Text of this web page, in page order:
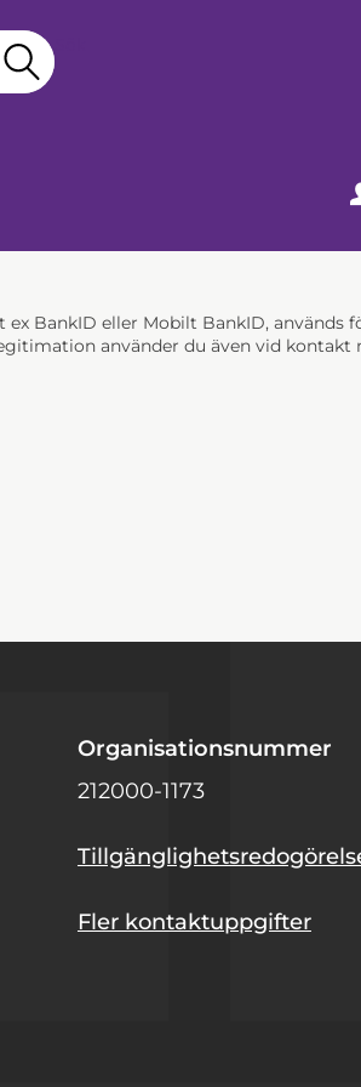
BankID eller Mobilt BankID, används
använder du även vid kontakt
Organisationsnummer
212000-1173
Fler kontaktuppgifter